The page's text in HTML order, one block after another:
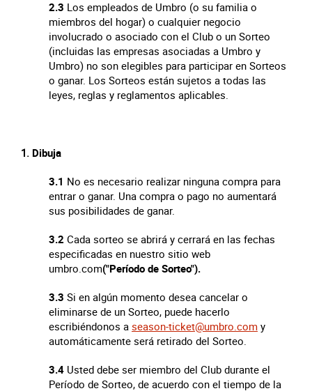
2.3 Los empleados de Umbro (o su familia o
miembros del hogar) o cualquier negocio
involucrado o asociado con el Club o un Sorteo
(incluidas las empresas asociadas a Umbro y
Umbro) no son elegibles para participar en Sorteos
o ganar. Los Sorteos están sujetos a todas las
leyes, reglas y reglamentos aplicables.
Dibuja
3.1 No es necesario realizar ninguna compra para
entrar o ganar. Una compra o pago no aumentará
sus posibilidades de ganar.
3.2 Cada sorteo se abrirá y cerrará en las fechas
especificadas en nuestro sitio web
umbro.com("Período de Sorteo").
3.3 Si en algún momento desea cancelar o
eliminarse de un Sorteo, puede hacerlo
escribiéndonos a season-ticket@umbro.com y
automáticamente será retirado del Sorteo.
3.4 Usted debe ser miembro del Club durante el
Período de Sorteo, de acuerdo con el tiempo de la